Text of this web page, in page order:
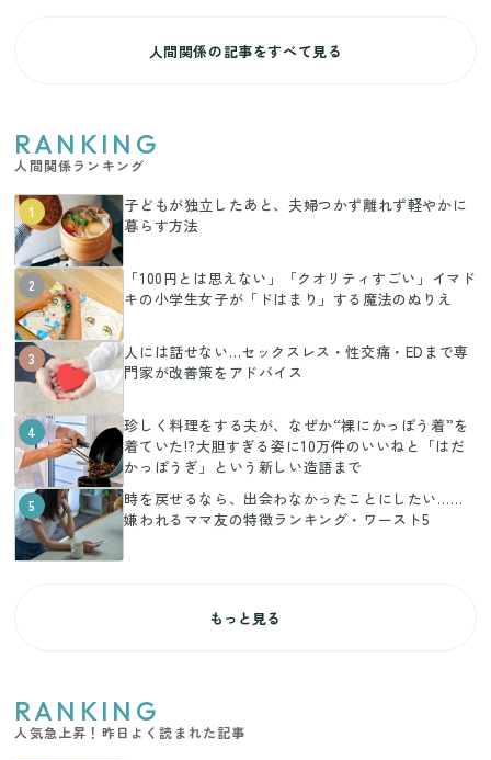
人間関係の記事をすべて見る
RANKING
人間関係ランキング
1
子どもが独立したあと、夫婦つかず離れず軽やかに
暮らす方法
2
「100円とは思えない」「クオリティすごい」イマド
キの小学生女子が「ドはまり」する魔法のぬりえ
3
人には話せない…セックスレス・性交痛・EDまで専
門家が改善策をアドバイス
4
珍しく料理をする夫が、なぜか“裸にかっぽう着”を
着ていた!?大胆すぎる姿に10万件のいいねと「はだ
かっぽうぎ」という新しい造語まで
5
時を戻せるなら、出会わなかったことにしたい……
嫌われるママ友の特徴ランキング・ワースト5
もっと見る
RANKING
人気急上昇！昨日よく読まれた記事